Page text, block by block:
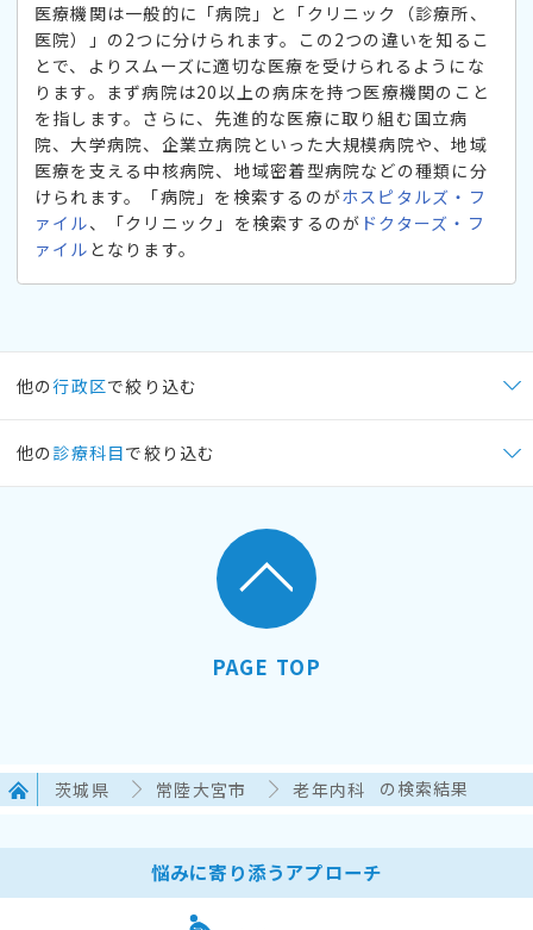
医療機関は一般的に「病院」と「クリニック（診療所、
医院）」の2つに分けられます。この2つの違いを知るこ
とで、よりスムーズに適切な医療を受けられるようにな
ります。まず病院は20以上の病床を持つ医療機関のこと
を指します。さらに、先進的な医療に取り組む国立病
院、大学病院、企業立病院といった大規模病院や、地域
医療を支える中核病院、地域密着型病院などの種類に分
けられます。「病院」を検索するのがホスピタルズ・フ
ァイル、「クリニック」を検索するのが ドクターズ・フ
ァイル となります。
他の行政区で絞り込む
他の 診療科目で絞り込む
PAGE TOP
茨城県 常陸大宮市 老年内科 の検索結果
悩みに寄り添うアプローチ